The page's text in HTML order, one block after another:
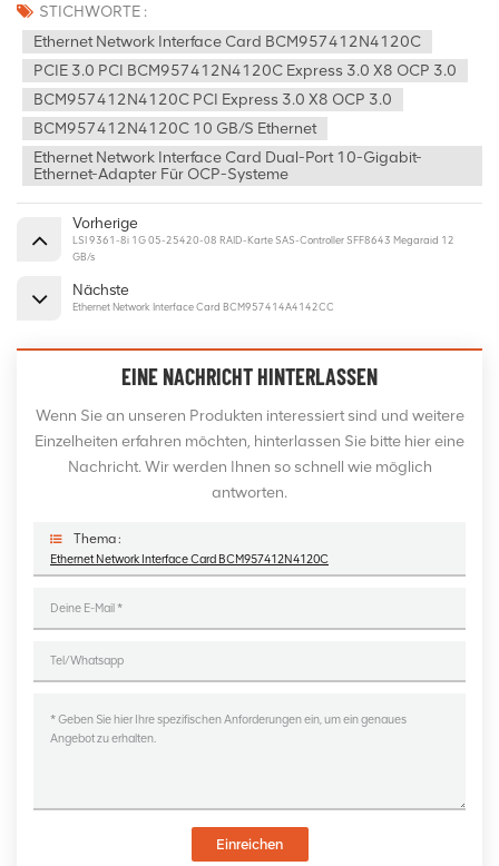
STICHWORTE :
Ethernet Network Interface Card BCM957412N4120C
PCIE 3.0 PCI BCM957412N4120C Express 3.0 X8 OCP 3.0
BCM957412N4120C PCI Express 3.0 X8 OCP 3.0
BCM957412N4120C 10 GB/S Ethernet
Ethernet Network Interface Card Dual-Port 10-Gigabit-
Ethernet-Adapter Für OCP-Systeme
Vorherige
LSI 9361-8i 1G 05-25420-08 RAID-Karte SAS-Controller SFF8643 Megaraid 12
GB/s
Nächste
Ethernet Network Interface Card BCM957414A4142CC
EINE NACHRICHT HINTERLASSEN
Wenn Sie an unseren Produkten interessiert sind und weitere
Einzelheiten erfahren möchten, hinterlassen Sie bitte hier eine
Nachricht. Wir werden Ihnen so schnell wie möglich
antworten.
Thema :
Ethernet Network Interface Card BCM957412N4120C
Einreichen